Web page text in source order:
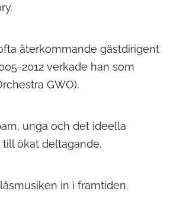
återkommande gästdirigent
2012 verkade han som
GWO).
unga och det ideella
ökat deltagande.
in i framtiden.